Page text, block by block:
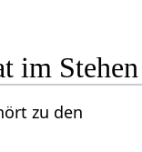
im Stehen
zu den